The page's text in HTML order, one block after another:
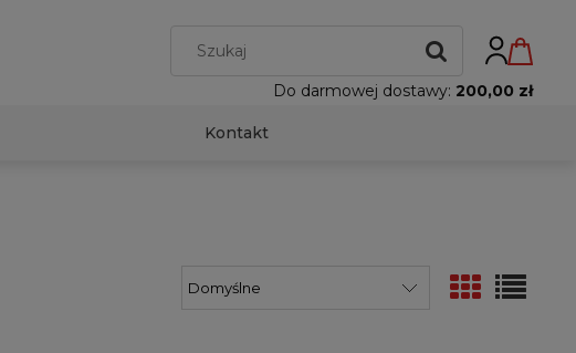
Do darmowej dostawy: 200,00 zł
Kontakt